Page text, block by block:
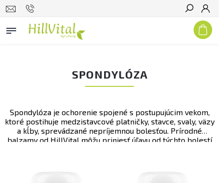
Hľadať
SPONDYLÓZA
Spondylóza je ochorenie spojené s postupujúcim vekom,
ktoré postihuje medzistavcové platničky, stavce, svaly, väzy
a kĺby, sprevádzané nepríjemnou bolesťou. Prírodné
balzamy od HillVital môžu priniesť úľavu od týchto bolestí